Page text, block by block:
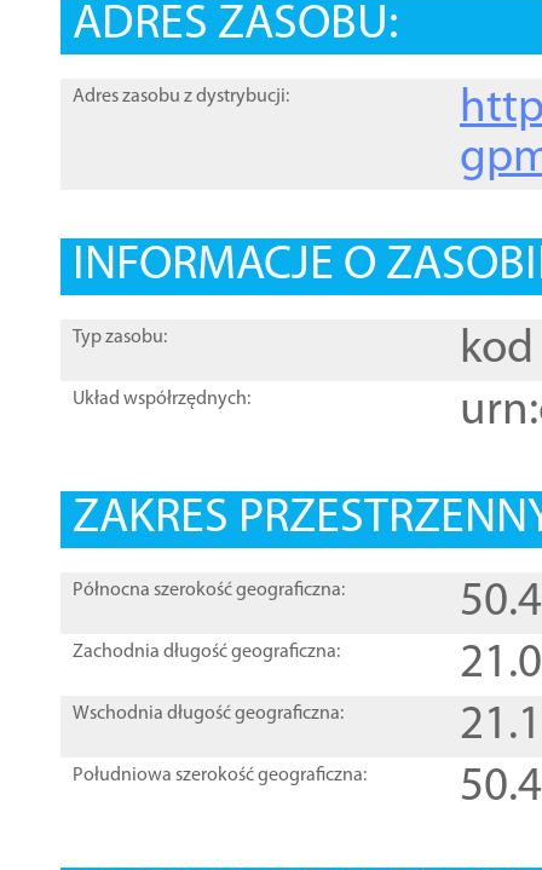
ADRES ZASOBU:
Adres zasobu z dystrybucji:
INFORMACJE O
Typ zasobu: kod
Układ współrzędnych:
ZAKRES
Północna szerokość geograficzna:
Zachodnia długość geograficzna:
Wschodnia długość geograficzna:
Południowa szerokość geograficzna: